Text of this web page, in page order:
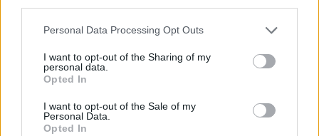
Please note that this website/app uses one or more Google
not limited to your visit or usage behaviour. You may click to
grant or deny consent to Google and its third-party tags to
use your data for below specified purposes in below Google
consent section.
Personal Data Processing Opt Outs
I want to opt-out of the Sharing of my
personal data.
Opted In
I want to opt-out of the Sale of my
Personal Data.
Opted In